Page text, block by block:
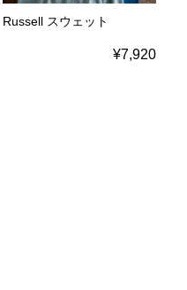
Russell スウェット
¥7,920